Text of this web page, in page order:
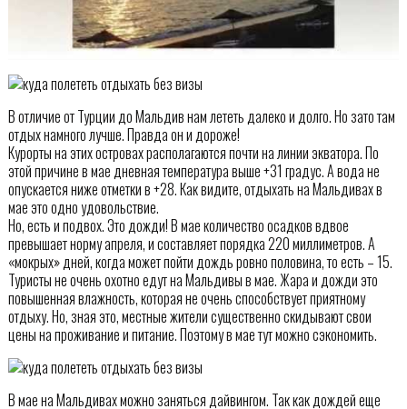
В отличие от Турции до Мальдив нам лететь далеко и долго. Но зато там
отдых намного лучше. Правда он и дороже!
Курорты на этих островах располагаются почти на линии экватора. По
этой причине в мае дневная температура выше +31 градус. А вода не
опускается ниже отметки в +28. Как видите, отдыхать на Мальдивах в
мае это одно удовольствие.
Но, есть и подвох. Это дожди! В мае количество осадков вдвое
превышает норму апреля, и составляет порядка 220 миллиметров. А
«мокрых» дней, когда может пойти дождь ровно половина, то есть – 15.
Туристы не очень охотно едут на Мальдивы в мае. Жара и дожди это
повышенная влажность, которая не очень способствует приятному
отдыху. Но, зная это, местные жители существенно скидывают свои
цены на проживание и питание. Поэтому в мае тут можно сэкономить.
В мае на Мальдивах можно заняться дайвингом. Так как дождей еще